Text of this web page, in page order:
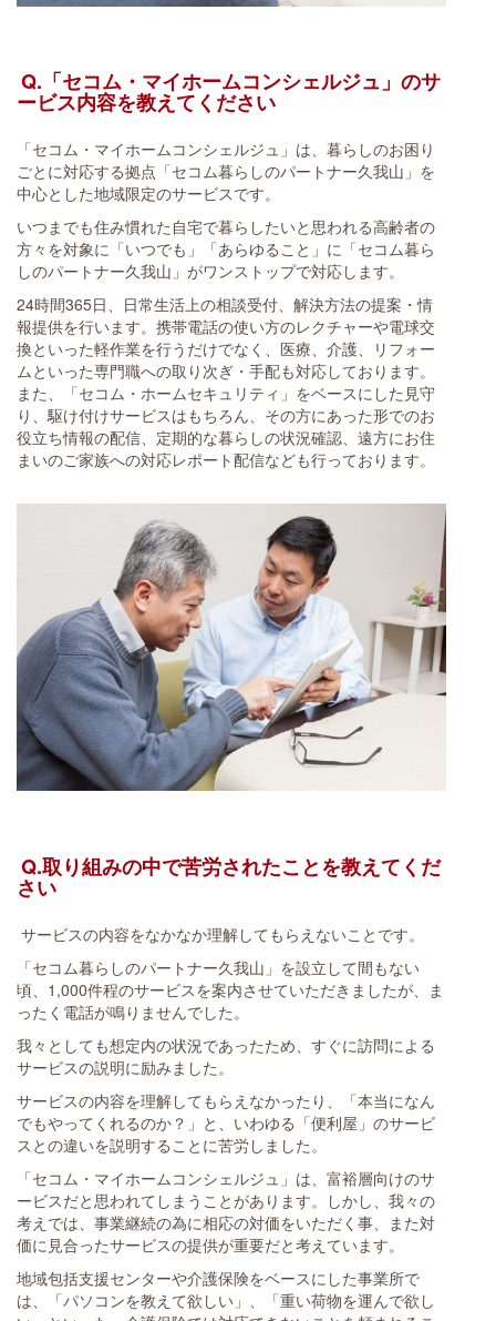
Q.「セコム・マイホームコンシェルジュ」のサ
ービス内容を教えてください
「セコム・マイホームコンシェルジュ」は、暮らしのお困り
ごとに対応する拠点「セコム暮らしのパートナー久我山」を
中心とした地域限定のサービスです。
いつまでも住み慣れた自宅で暮らしたいと思われる高齢者の
方々を対象に「いつでも」「あらゆること」に「セコム暮ら
しのパートナー久我山」がワンストップで対応します。
24時間365日、日常生活上の相談受付、解決方法の提案・情
報提供を行います。携帯電話の使い方のレクチャーや電球交
換といった軽作業を行うだけでなく、医療、介護、リフォー
ムといった専門職への取り次ぎ・手配も対応しております。
また、「セコム・ホームセキュリティ」をベースにした見守
り、駆け付けサービスはもちろん、その方にあった形でのお
役立ち情報の配信、定期的な暮らしの状況確認、遠方にお住
まいのご家族への対応レポート配信なども行っております。
Q.取り組みの中で苦労されたことを教えてくだ
さい
サービスの内容をなかなか理解してもらえないことです。
「セコム暮らしのパートナー久我山」を設立して間もない
頃、1,000件程のサービスを案内させていただきましたが、ま
ったく電話が鳴りませんでした。
我々としても想定内の状況であったため、すぐに訪問による
サービスの説明に励みました。
サービスの内容を理解してもらえなかったり、「本当になん
でもやってくれるのか？」と、いわゆる「便利屋」のサービ
スとの違いを説明することに苦労しました。
「セコム・マイホームコンシェルジュ」は、富裕層向けのサ
ービスだと思われてしまうことがあります。しかし、我々の
考えでは、事業継続の為に相応の対価をいただく事、また対
価に見合ったサービスの提供が重要だと考えています。
地域包括支援センターや介護保険をベースにした事業所で
は、「パソコンを教えて欲しい」、「重い荷物を運んで欲し